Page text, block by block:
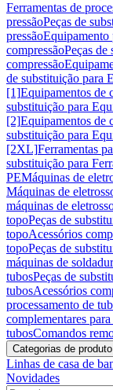
Ferramentas de
pressãoPeças de
pressãoEquipamento
compressãoPeças de
compressão
de substituição para
[1]Equipamentos de
substituição para
[2]Equipamentos de
substituição para
[2XL]Ferramentas
substituição para
PEMáquinas de
Máquinas de
máquinas de
topoPeças de
topoAcessórios
topoPeças de
máquinas de
tubosPeças de
tubosAcessórios
processamento de
complementares
tubosComandos
Categorias de produto
Linhas de casa de
Novidades